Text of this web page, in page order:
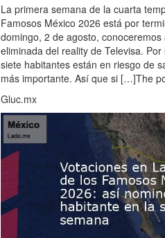
La primera semana de la cuarta
Famosos México 2026 está por
domingo, 2 de agosto,
eliminada del reality de Televisa.
siete habitantes están en riesgo de
más importante. Así que si […]The
Gluc.mx